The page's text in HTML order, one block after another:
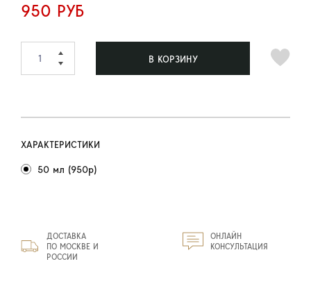
950 РУБ
В КОРЗИНУ
ХАРАКТЕРИСТИКИ
50 мл (950р)
ДОСТАВКА
ПО МОСКВЕ И
РОССИИ
ОНЛАЙН
КОНСУЛЬТАЦИЯ